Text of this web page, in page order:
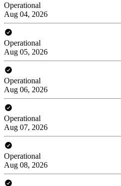
Operational
Aug 04, 2026
Operational
Aug 05, 2026
Operational
Aug 06, 2026
Operational
Aug 07, 2026
Operational
Aug 08, 2026